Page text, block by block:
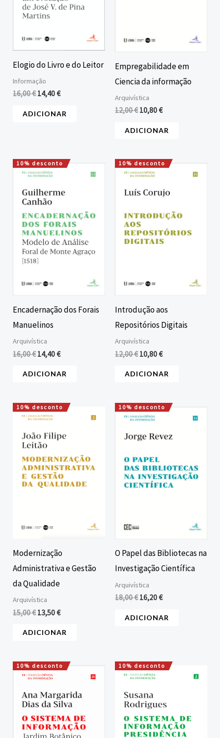
Elogio do Livro e do Leitor
Informação
16,00€ 14,40€
ADICIONAR
Empregabilidade em
Ciencia da informação
Arquivística
12,00€ 10,80€
ADICIONAR
10% desconto
Encadernação dos Forais
Manuelinos
Arquivística
16,00€
O
preço
era:
16,00 €.
14,40€
O
é:
ADICIONAR
10% desconto
Introdução aos
Repositórios Digitais
Arquivística
12,00€
O
preço
era:
10,80€
O
é:
ADICIONAR
10% desconto
Modernização
Administrativa e Gestão
da Qualidade
Arquivística
15,00€
O
preço
era:
15,00 €.
13,50€
O
é:
ADICIONAR
10% desconto
O Papel das Bibliotecas na
Investigação Científica
Arquivística
18,00€
O
preço
era:
16,20€
O
é:
ADICIONAR
10% desconto
O
preço
era:
20,00 €.
O
é:
18,00 €.
10% desconto
O
preço
era:
15,00 €.
O
13,50 €.